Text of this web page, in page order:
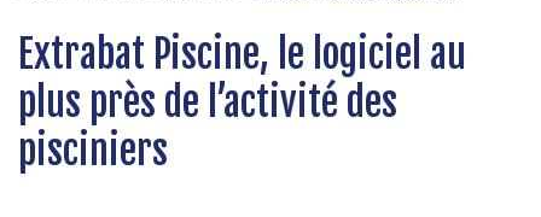
Extrabat Piscine, le logiciel au
plus près de l’activité des
pisciniers